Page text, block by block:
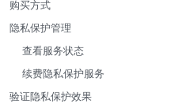
购买方式
隐私保护管理
查看服务状态
续费隐私保护服务
验证隐私保护效果